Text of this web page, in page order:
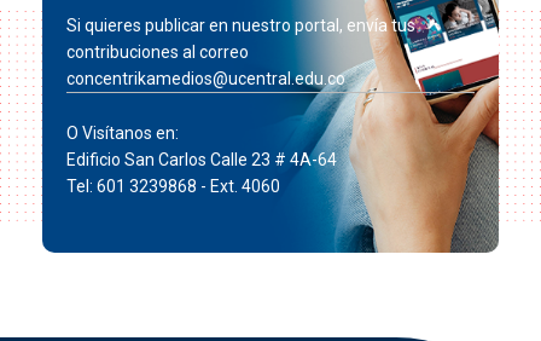
Si quieres publicar en nuestro portal, envía tus
contribuciones al correo
concentrikamedios@ucentral.edu.co
O Visítanos en:
Edificio San Carlos Calle 23 # 4A-64
Tel: 601 3239868 - Ext. 4060